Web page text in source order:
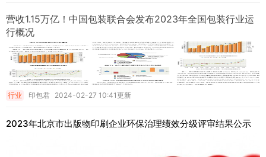
营收1.15万亿！中国包装联合会发布2023年全国包装行业运
行概况
行业 印包君 2024-02-27 10:41更新
2023年北京市出版物印刷企业环保治理绩效分级评审结果公示